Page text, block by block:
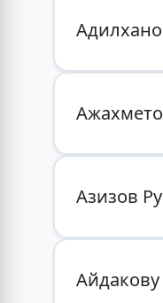
Азизов